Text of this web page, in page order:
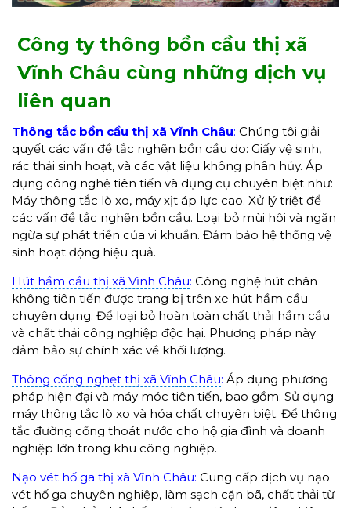
Công ty thông bồn cầu thị xã
Vĩnh Châu cùng những dịch vụ
liên quan
Thông tắc bồn cầu thị xã Vĩnh Châu: Chúng tôi giải
quyết các vấn đề tắc nghẽn bồn cầu do: Giấy vệ sinh,
rác thải sinh hoạt, và các vật liệu không phân hủy. Áp
dụng công nghệ tiên tiến và dụng cụ chuyên biệt như:
Máy thông tắc lò xo, máy xịt áp lực cao. Xử lý triệt để
các vấn đề tắc nghẽn bồn cầu. Loại bỏ mùi hôi và ngăn
ngừa sự phát triển của vi khuẩn. Đảm bảo hệ thống vệ
sinh hoạt động hiệu quả.
Hút hầm cầu thị xã Vĩnh Châu: Công nghệ hút chân
không tiên tiến được trang bị trên xe hút hầm cầu
chuyên dụng. Để loại bỏ hoàn toàn chất thải hầm cầu
và chất thải công nghiệp độc hại. Phương pháp này
đảm bảo sự chính xác về khối lượng.
Thông cống nghẹt thị xã Vĩnh Châu: Áp dụng phương
pháp hiện đại và máy móc tiên tiến, bao gồm: Sử dụng
máy thông tắc lò xo và hóa chất chuyên biệt. Để thông
tắc đường cống thoát nước cho hộ gia đình và doanh
nghiệp lớn trong khu công nghiệp.
Nạo vét hố ga thị xã Vĩnh Châu: Cung cấp dịch vụ nạo
vét hố ga chuyên nghiệp, làm sạch cặn bã, chất thải từ